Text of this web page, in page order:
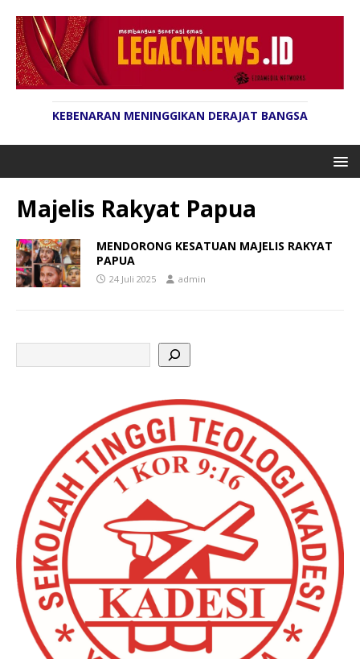
KEBENARAN MENINGGIKAN DERAJAT BANGSA
Majelis Rakyat Papua
MENDORONG KESATUAN MAJELIS RAKYAT
PAPUA
24 Juli 2025 admin